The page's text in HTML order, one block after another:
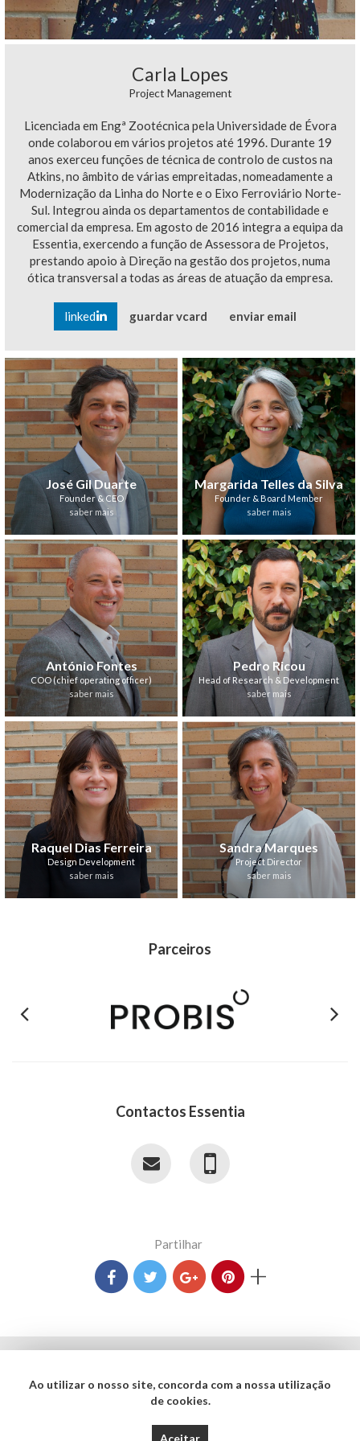
Carla Lopes
Project Management
Licenciada em Engª Zootécnica pela Universidade de Évora
onde colaborou em vários projetos até 1996. Durante 19
anos exerceu funções de técnica de controlo de custos na
Atkins, no âmbito de várias empreitadas, nomeadamente a
Modernização da Linha do Norte e o Eixo Ferroviário Norte-
Sul. Integrou ainda os departamentos de contabilidade e
comercial da empresa. Em agosto de 2016 integra a equipa da
Essentia, exercendo a função de Assessora de Projetos,
prestando apoio à Direção na gestão dos projetos, numa
ótica transversal a todas as áreas de atuação da empresa.
linked guardar vcard enviar email
José Gil Duarte
Founder & CEO
saber mais
Margarida Telles da Silva
Founder & Board Member
saber mais
António Fontes
COO (chief operating officer)
saber mais
Pedro Ricou
Head of Research & Development
saber mais
Raquel Dias Ferreira
Design Development
saber mais
Sandra Marques
Project Director
saber mais
Parceiros
Previous Next
Contactos Essentia
Partilhar
+
Política de Privacidade
Ao utilizar o nosso site, concorda com a nossa utilização
de cookies.
Aceitar